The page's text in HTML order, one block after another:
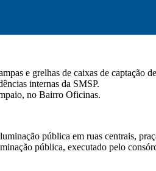
e grelhas de caixas de captação
internas da SMSP.
no Bairro Oficinas.
pública em ruas centrais,
pública, executado pelo